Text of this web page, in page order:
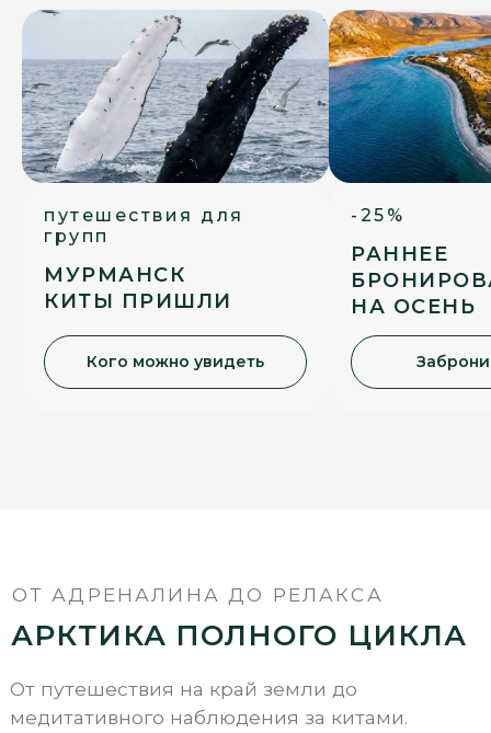
путешествия для
групп
МУРМАНСК
КИТЫ ПРИШЛИ
Кого можно увидеть
-25%
РАННЕЕ
НА ОСЕНЬ
От адреналина подводного мира до
Северным сиянием.
Здесь каждый миг — это полнота
жизни, где дикая природа встречается